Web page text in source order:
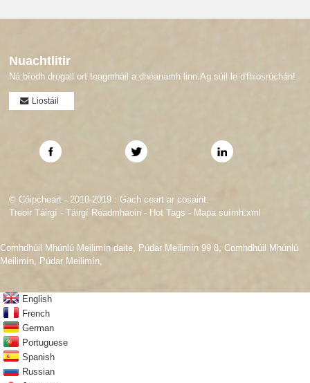
Nuachtlitir
Ná bíodh drogall ort teagmháil a dhéanamh linn.Ag súil le d'fhiosrúchán!
Liostáil
© Cóipcheart - 2010-2019 : Gach ceart ar cosaint.
Treoir Táirgí -Táirgí Réadmhaoin - Hot Tags - Mapa suímh.xml
Comhdhúil Mhúnlú Meilimín daite Púdar Meilimín 99 8 Comhdhúil Mhúnlú
Meilimín Púdar Meilimín
English
French
German
Portuguese
Spanish
Russian